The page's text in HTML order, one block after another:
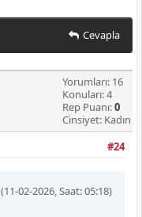
Cevapla
Yorumları: 16
Konuları: 4
Rep Puanı:0
Cinsiyet: Kadın
#24
(11-02-2026, Saat: 05:18)